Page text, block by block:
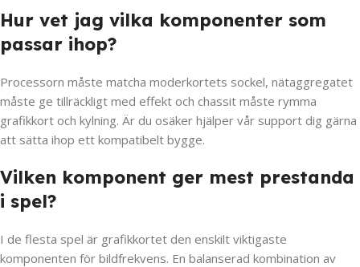
Hur vet jag vilka komponenter som
passar ihop?
Processorn måste matcha moderkortets sockel, nätaggregatet
måste ge tillräckligt med effekt och chassit måste rymma
grafikkort och kylning. Är du osäker hjälper vår support dig gärna
att sätta ihop ett kompatibelt bygge.
Vilken komponent ger mest prestanda
i spel?
I de flesta spel är grafikkortet den enskilt viktigaste
komponenten för bildfrekvens. En balanserad kombination av